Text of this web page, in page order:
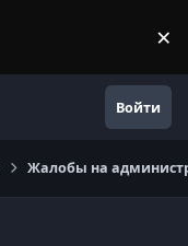
×
Войти
Жалобы на